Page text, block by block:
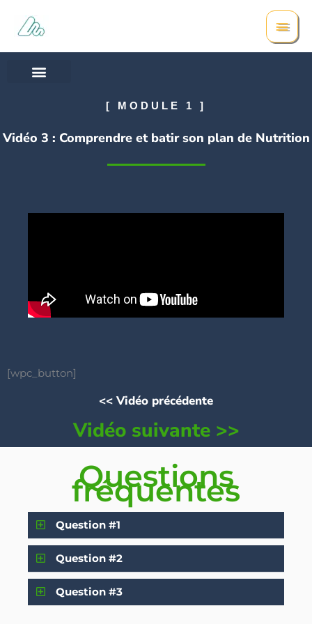
contenu
[ MODULE 1 ]
Vidéo 3 : Comprendre et batir son plan de Nutrition
[wpc_button]
<< Vidéo précédente
Vidéo suivante >>
Questions
fréquentes
Question #1
Question #2
Question #3